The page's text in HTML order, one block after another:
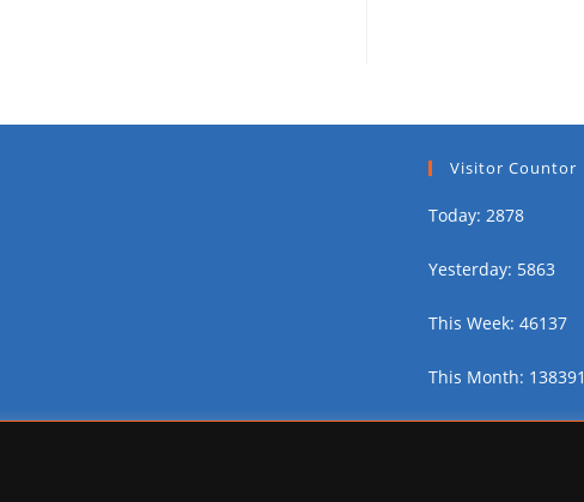
Visitor Countor
Today: 2878
Yesterday: 5863
This Week: 46137
This Month: 138391